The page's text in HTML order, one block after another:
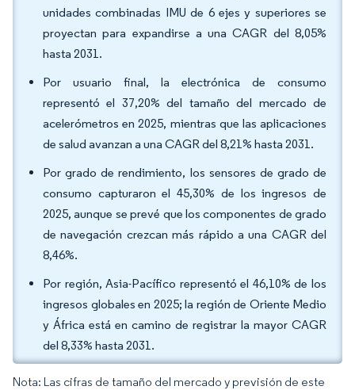
unidades combinadas IMU de 6 ejes y superiores se
proyectan para expandirse a una CAGR del 8,05%
hasta 2031.
Por usuario final, la electrónica de consumo
representó el 37,20% del tamaño del mercado de
acelerómetros en 2025, mientras que las aplicaciones
de salud avanzan a una CAGR del 8,21% hasta 2031.
Por grado de rendimiento, los sensores de grado de
consumo capturaron el 45,30% de los ingresos de
2025, aunque se prevé que los componentes de grado
de navegación crezcan más rápido a una CAGR del
8,46%.
Por región, Asia-Pacífico representó el 46,10% de los
ingresos globales en 2025; la región de Oriente Medio
y África está en camino de registrar la mayor CAGR
del 8,33% hasta 2031.
Nota: Las cifras de tamaño del mercado y previsión de este